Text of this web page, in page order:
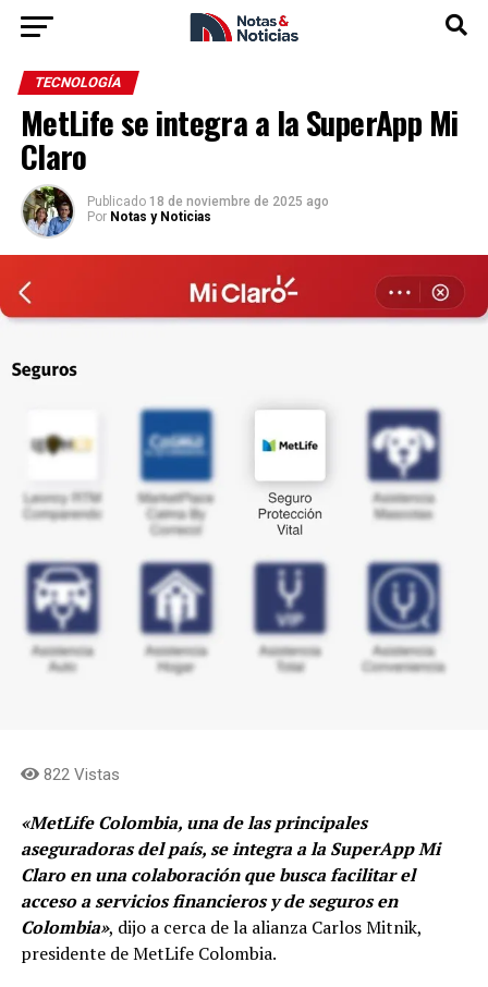
TECNOLOGÍA
MetLife se integra a la SuperApp Mi
Claro
Publicado 18 de noviembre de 2025 ago
Por Notas y Noticias
822 Vistas
«MetLife Colombia, una de las principales
aseguradoras del país, se integra a la SuperApp Mi
Claro en una colaboración que busca facilitar el
acceso a servicios financieros y de seguros en
Colombia», dijo a cerca de la alianza Carlos Mitnik,
presidente de MetLife Colombia.